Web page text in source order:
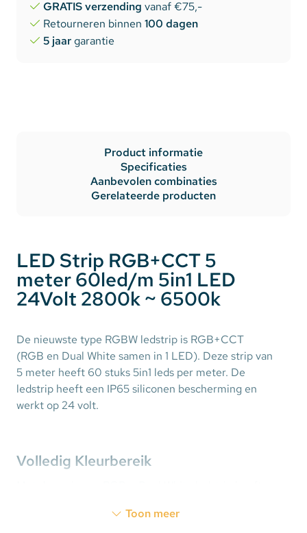
GRATIS verzending vanaf €75,-
Retourneren binnen 100 dagen
5 jaargarantie
Product informatie
Specificaties
Aanbevolen combinaties
Gerelateerde producten
LED Strip RGB+CCT 5
meter 60led/m 5in1 LED
24Volt 2800k ~ 6500k
De nieuwste type RGBW ledstrip is RGB+CCT
(RGB en Dual White samen in 1 LED). Deze strip van
5 meter heeft 60 stuks 5in1 leds per meter. De
ledstrip heeft een IP65 siliconen bescherming en
werkt op 24 volt.
Volledig Kleurbereik
kiezen uit de standaardRood,Groen,
Toon meer